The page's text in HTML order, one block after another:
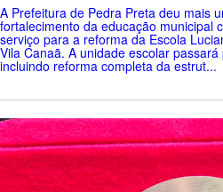
A Prefeitura de Pedra Preta deu mais
fortalecimento da educação municipal
serviço para a reforma da Escola
Vila Canaã. A unidade escolar
incluindo reforma completa da estrut...